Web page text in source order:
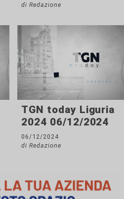
di Redazione
TGN today Liguria
2024 06/12/2024
06/12/2024
di Redazione